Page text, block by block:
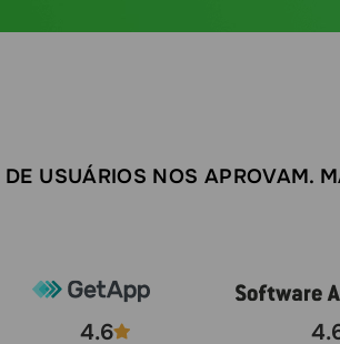
USUÁRIOS NOS APROVAM.
4.6